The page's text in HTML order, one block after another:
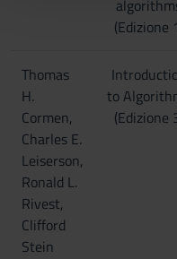
con altre informazioni
(Edizione
Thomas
H.
Cormen,
Charles E.
Leiserson,
Ronald L.
Rivest,
Clifford
Stein
to
(Edizione